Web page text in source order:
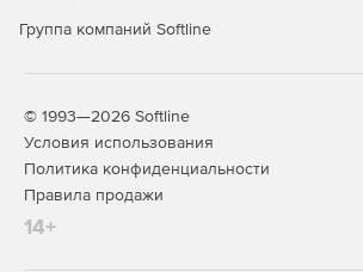
Группа компаний Softline
© 1993—2026 Softline
Условия использования
Политика конфиденциальности
Правила продажи
14+